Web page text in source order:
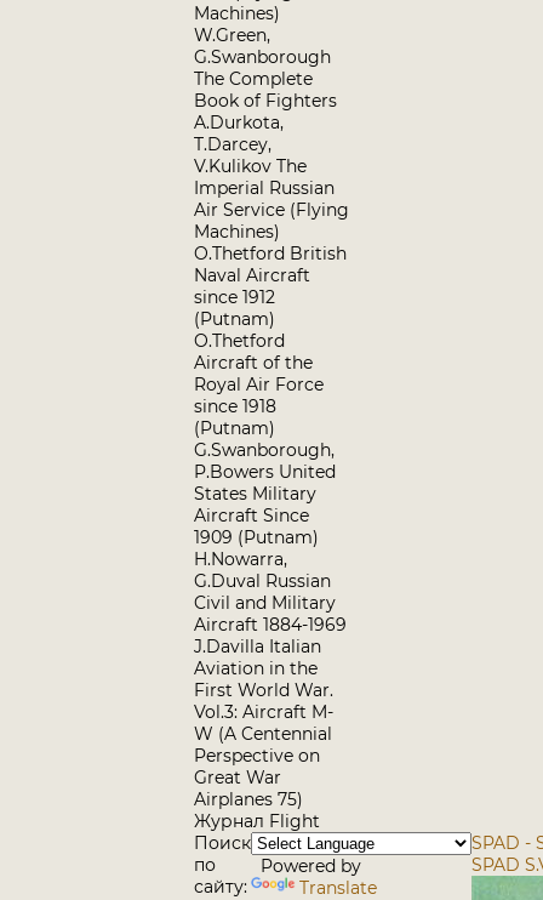
Machines)
W.Green,
G.Swanborough
The Complete
Book of Fighters
A.Durkota,
T.Darcey,
V.Kulikov The
Imperial Russian
Air Service (Flying
Machines)
O.Thetford British
Naval Aircraft
since 1912
(Putnam)
O.Thetford
Aircraft of the
Royal Air Force
since 1918
(Putnam)
G.Swanborough,
P.Bowers United
States Military
Aircraft Since
1909 (Putnam)
H.Nowarra,
G.Duval Russian
Civil and Military
Aircraft 1884-1969
J.Davilla Italian
Aviation in the
First World War.
Vol.3: Aircraft M-
W (A Centennial
Perspective on
Great War
Airplanes 75)
Журнал Flight
Поиск
по
сайту:
Powered by
Translate
SPAD -
SPAD